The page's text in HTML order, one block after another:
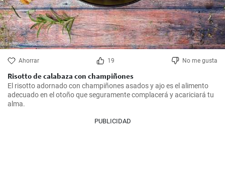
Ahorrar 19 No me gusta
Risotto de calabaza con champiñones
El risotto adornado con champiñones asados y ajo es el alimento
adecuado en el otoño que seguramente complacerá y acariciará tu
alma.
PUBLICIDAD